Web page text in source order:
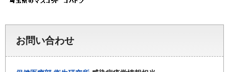
お問い合わせ